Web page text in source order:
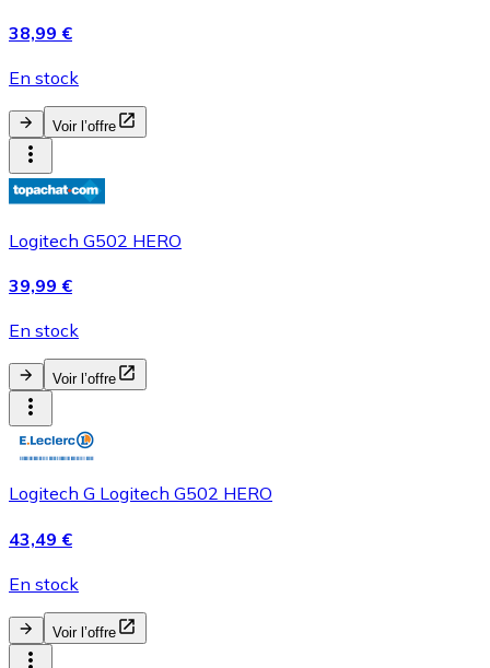
38,99 €
En stock
Voir l’offre
Logitech G502 HERO
39,99 €
En stock
Voir l’offre
Logitech G Logitech G502 HERO
43,49 €
En stock
Voir l’offre